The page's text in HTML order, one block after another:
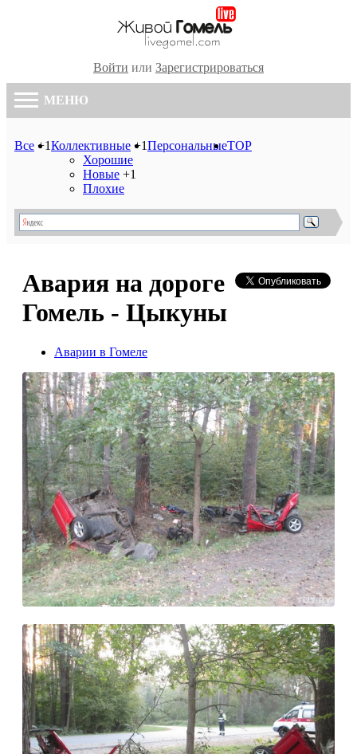
Войти или Зарегистрироваться
МЕНЮ
Все +1Коллективные +1
Хорошие
Новые +1
Плохие
ПерсональныеTOP
Авария на дороге
Гомель - Цыкуны
Аварии в Гомеле